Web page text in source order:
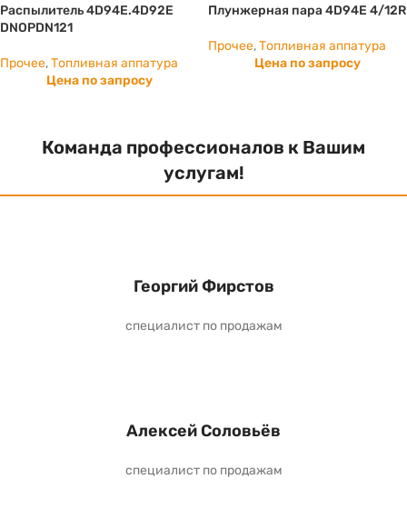
Распылитель 4D94E.4D92E
DNOPDN121
Прочее,Топливная аппатура
Цена по запросу
Плунжерная пара 4D94E 4/12R
Прочее,Топливная аппатура
Цена по запросу
Команда профессионалов к Вашим
услугам!
Георгий Фирстов
специалист по продажам
Алексей Соловьёв
специалист по продажам